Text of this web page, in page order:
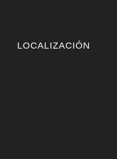
LOCALIZACIÓN